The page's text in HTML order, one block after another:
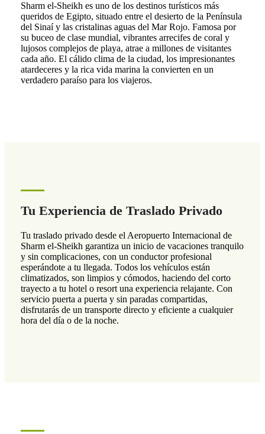
Sharm el-Sheikh es uno de los destinos turísticos más
queridos de Egipto, situado entre el desierto de la Península
del Sinaí y las cristalinas aguas del Mar Rojo. Famosa por
su buceo de clase mundial, vibrantes arrecifes de coral y
lujosos complejos de playa, atrae a millones de visitantes
cada año. El cálido clima de la ciudad, los impresionantes
atardeceres y la rica vida marina la convierten en un
verdadero paraíso para los viajeros.
Tu Experiencia de Traslado Privado
Tu traslado privado desde el Aeropuerto Internacional de
Sharm el-Sheikh garantiza un inicio de vacaciones tranquilo
y sin complicaciones, con un conductor profesional
esperándote a tu llegada. Todos los vehículos están
climatizados, son limpios y cómodos, haciendo del corto
trayecto a tu hotel o resort una experiencia relajante. Con
servicio puerta a puerta y sin paradas compartidas,
disfrutarás de un transporte directo y eficiente a cualquier
hora del día o de la noche.